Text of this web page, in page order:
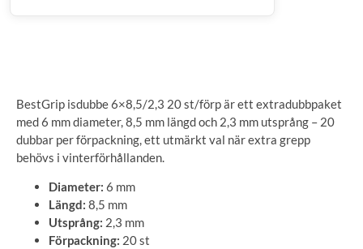
BestGrip isdubbe 6×8,5/2,3 20 st/förp är ett extradubbpaket
med 6 mm diameter, 8,5 mm längd och 2,3 mm utsprång – 20
dubbar per förpackning, ett utmärkt val när extra grepp
behövs i vinterförhållanden.
Diameter: 6 mm
Längd: 8,5 mm
Utsprång: 2,3 mm
Förpackning: 20 st